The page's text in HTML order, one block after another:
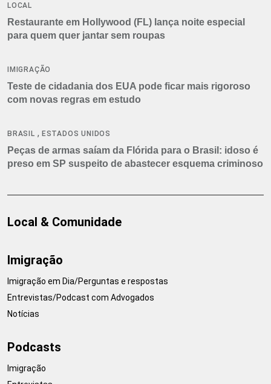
LOCAL
Restaurante em Hollywood (FL) lança noite especial
para quem quer jantar sem roupas
IMIGRAÇÃO
Teste de cidadania dos EUA pode ficar mais rigoroso
com novas regras em estudo
BRASIL , ESTADOS UNIDOS
Peças de armas saíam da Flórida para o Brasil: idoso é
preso em SP suspeito de abastecer esquema criminoso
Local & Comunidade
Imigração
Imigração em Dia/Perguntas e respostas
Entrevistas/Podcast com Advogados
Notícias
Podcasts
Imigração